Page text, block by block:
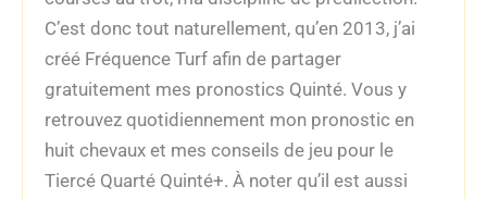
C’est donc tout naturellement, qu’en 2013, j’ai
créé Fréquence Turf afin de partager
gratuitement mes pronostics Quinté. Vous y
retrouvez quotidiennement mon pronostic en
huit chevaux et mes conseils de jeu pour le
Tiercé Quarté Quinté+. À noter qu’il est aussi